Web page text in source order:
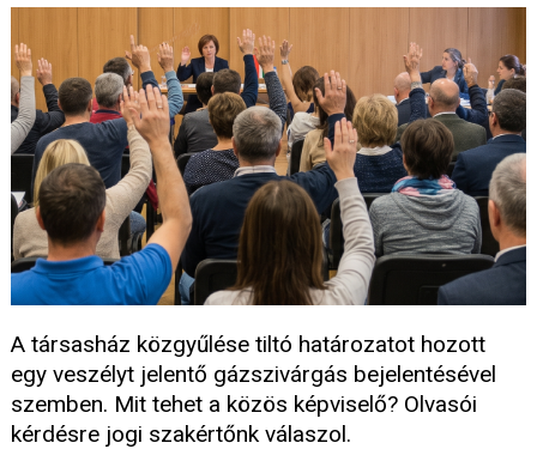
A társasház közgyűlése tiltó határozatot hozott
egy veszélyt jelentő gázszivárgás bejelentésével
szemben. Mit tehet a közös képviselő? Olvasói
kérdésre jogi szakértőnk válaszol.